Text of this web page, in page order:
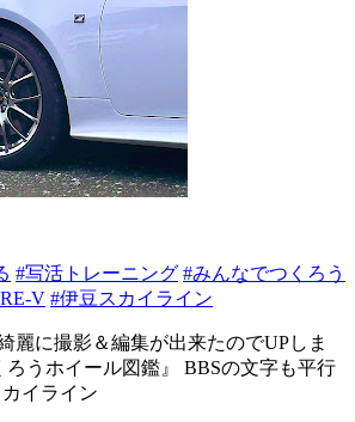
#写活トレーニング #みんなでつくろう
V #伊豆スカイライン
麗に撮影＆編集が出来たのでUPしま
うホイール図鑑』 BBSの文字も平行
イライン